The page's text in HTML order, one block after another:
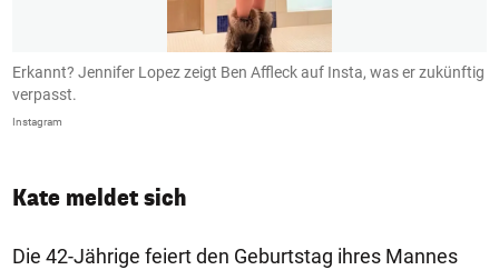
Erkannt? Jennifer Lopez zeigt Ben Affleck auf Insta, was er zukünftig
verpasst.
Instagram
Kate meldet sich
Die 42-Jährige feiert den Geburtstag ihres Mannes